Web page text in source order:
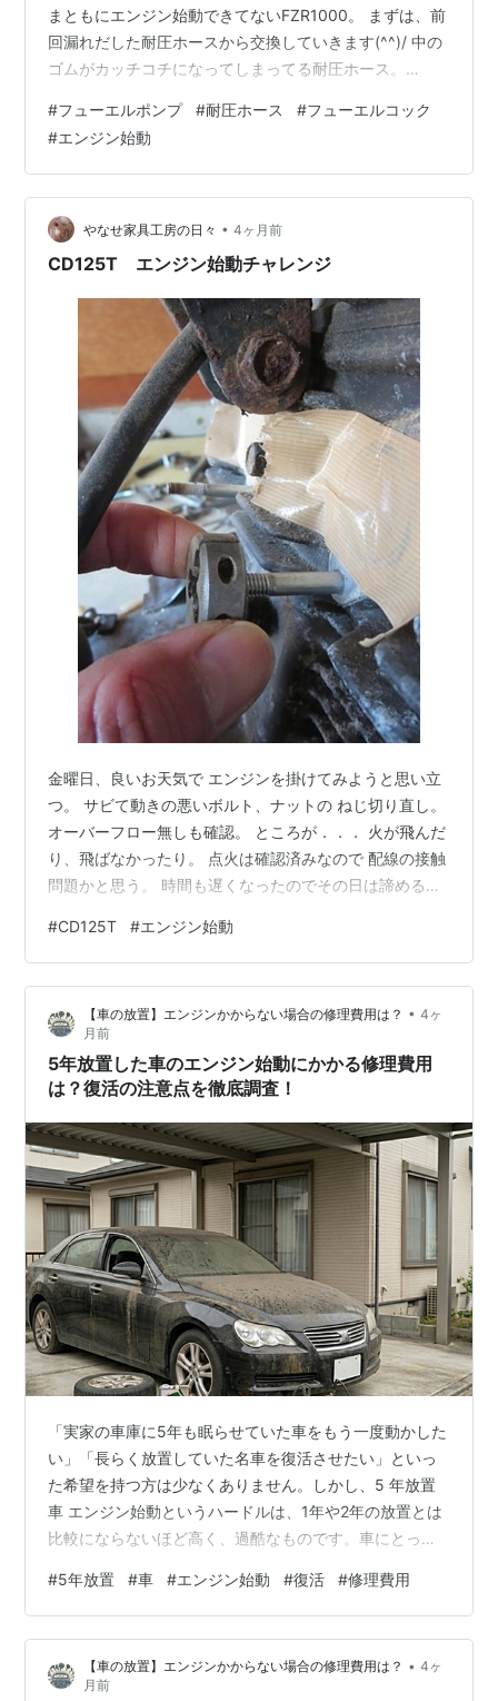
まともにエンジン始動できてないFZR1000。 まずは、前
回漏れだした耐圧ホースから交換していきます(^^)/ 中の
ゴムがカッチコチになってしまってる耐圧ホース。
スが使用されてます♪ もちろん純正部品は廃番でしたので
社外の耐圧ホースを使用して組みました(^^)/ これで、出
来上がりか？ エンジン始動して確かめようとしました
ら、 今度はフューエルポンプが動かないじゃないです
か。。。。。。 一難去…
#フューエルポンプ #耐圧ホース #フューエルコック
#エンジン始動
やなせ家具工房の日々 • 4ヶ月前
CD125T エンジン始動チャレンジ
金曜日、良いお天気で エンジンを掛けてみようと思い立
つ。 サビて動きの悪いボルト、ナットの ねじ切り直し。
オーバーフロー無しも確認。 ところが．．． 火が飛んだ
り、飛ばなかったり。 点火は確認済みなので 配線の接触
問題かと思う。 時間も遅くなったのでその日は諦める。
出てこない？？？ 燃料が入っていない？？？ そんなこと
もまた今度。 それで、本日（日曜日）。 アースやコネク
タの接点を磨いて 復活材なんかも吹いておく。 配線をチ
ェックして点火を確認。（OK） 問題のフロート室に燃料
が行っていない問題。 フロート室の深さとフロートの下
端（閉じた…
#CD125T #エンジン始動
【車の放置】エンジンかからない場合の修理費用は？ • 4ヶ
月前
5年放置した車のエンジン始動にかかる修理費用
は？復活の注意点を徹底調査！
「実家の車庫に5年も眠らせていた車をもう一度動かした
い」「長らく放置していた名車を復活させたい」といっ
た希望を持つ方は少なくありません。しかし、5 年放置
車 エンジン始動というハードルは、1年や2年の放置とは
比較にならないほど高く、過酷なものです。車にとって
に変質し、金属部分の腐食が深刻化するのに十分すぎる
時間です。この記事では、5年間放置された車を復活させ
る際にかかる修理費用の目安から、始動前に行うべき必
須の整備項目、そして無理に動かそうとした際のリスク
#5年放置 #車 #エンジン始動 #復活 #修理費用
【車の放置】エンジンかからない場合の修理費用は？ • 4ヶ
月前